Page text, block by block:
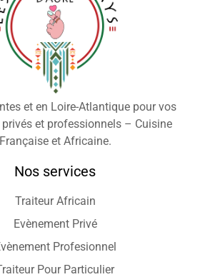
et en Loire-Atlantique pour vos
et professionnels – Cuisine
Française et Africaine.
Nos services
Traiteur Africain
Evènement Privé
Profesionnel
Pour Particulier